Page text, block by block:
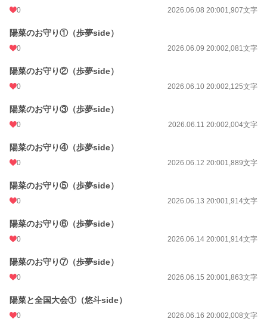
0 2026.06.08 20:001,907文字
陽菜のお守り①（歩夢side）
0 2026.06.09 20:002,081文字
陽菜のお守り②（歩夢side）
0 2026.06.10 20:002,125文字
陽菜のお守り③（歩夢side）
0 2026.06.11 20:002,004文字
陽菜のお守り④（歩夢side）
0 2026.06.12 20:001,889文字
陽菜のお守り⑤（歩夢side）
0 2026.06.13 20:001,914文字
陽菜のお守り⑥（歩夢side）
0 2026.06.14 20:001,914文字
陽菜のお守り⑦（歩夢side）
0 2026.06.15 20:001,863文字
陽菜と全国大会①（悠斗side）
0 2026.06.16 20:002,008文字